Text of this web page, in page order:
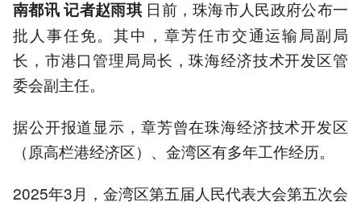
南都讯 记者赵雨琪日前，珠海市人民政府公布一
批人事任免。其中，章芳任市交通运输局副局
长，市港口管理局局长，珠海经济技术开发区管
委会副主任。
据公开报道显示，章芳曾在珠海经济技术开发区
（原高栏港经济区）、金湾区有多年工作经历。
2025年3月，金湾区第五届人民代表大会第五次会